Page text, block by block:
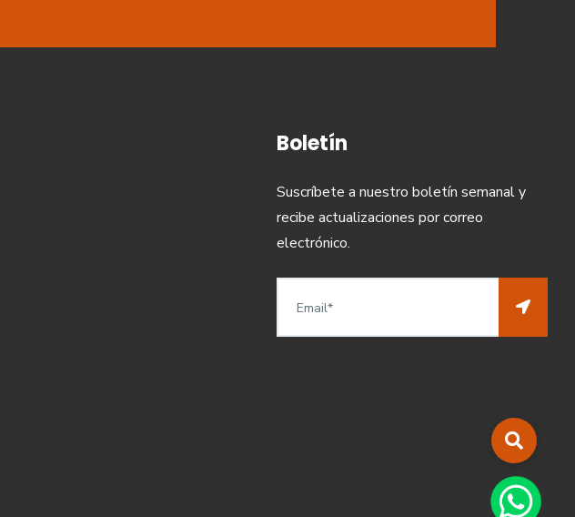
Boletín
Suscríbete a nuestro boletín semanal y
recibe actualizaciones por correo
electrónico.